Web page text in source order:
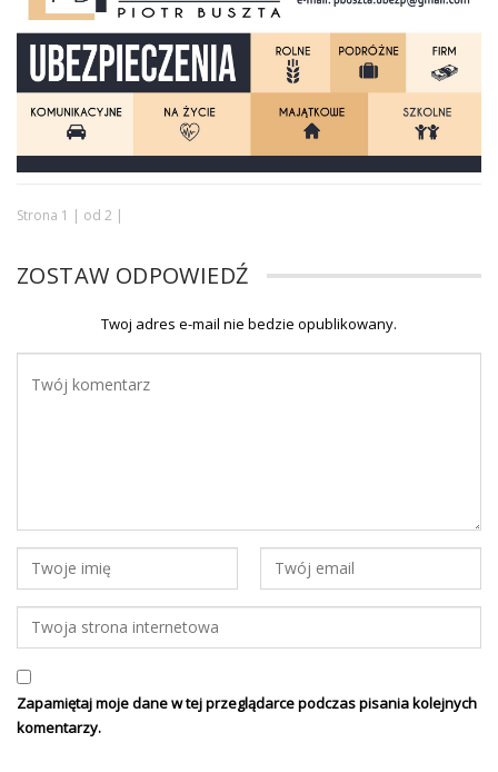
Strona 1 | od 2 |
ZOSTAW ODPOWIEDŹ
Twoj adres e-mail nie bedzie opublikowany.
Zapamiętaj moje dane w tej przeglądarce podczas pisania kolejnych
komentarzy.